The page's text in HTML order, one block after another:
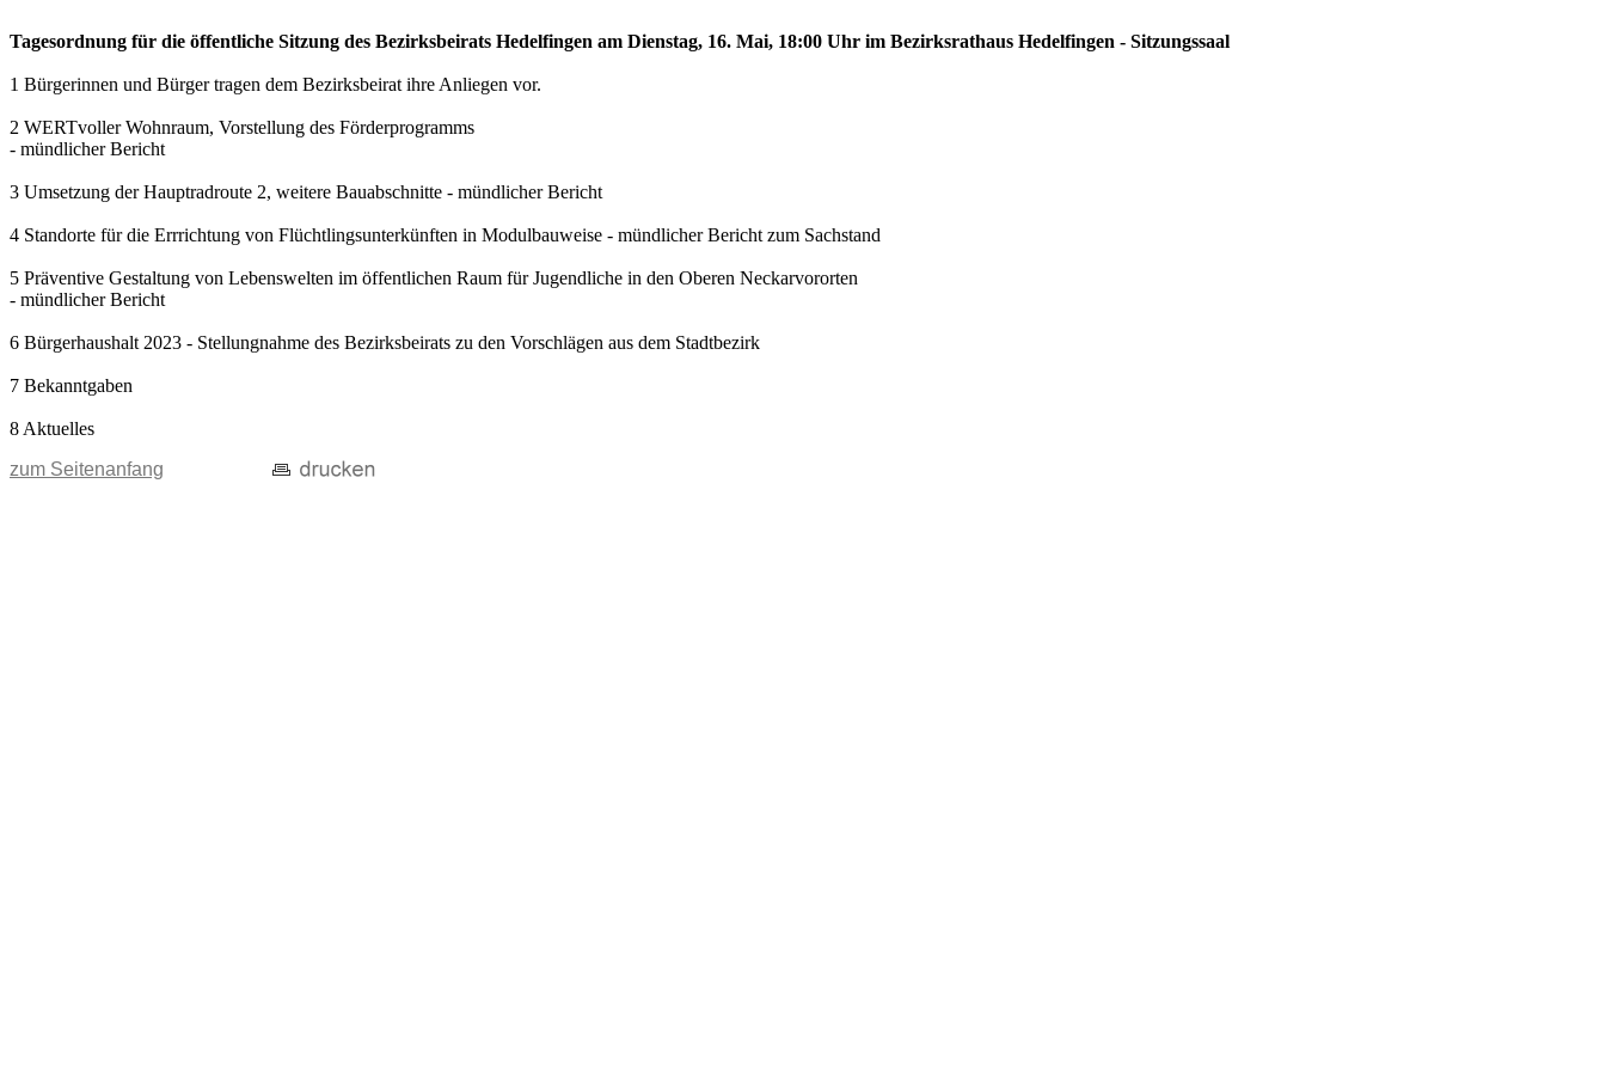
Tagesordnung für die öffentliche Sitzung des Bezirksbeirats Hedelfingen am Dienstag, 16. Mai, 18:00 Uhr im Bezirksrathaus Hedelfingen - Sitzungssaal
1 Bürgerinnen und Bürger tragen dem Bezirksbeirat ihre Anliegen vor.
2 WERTvoller Wohnraum, Vorstellung des Förderprogramms
- mündlicher Bericht
3 Umsetzung der Hauptradroute 2, weitere Bauabschnitte - mündlicher Bericht
4 Standorte für die Errrichtung von Flüchtlingsunterkünften in Modulbauweise - mündlicher Bericht zum Sachstand
5 Präventive Gestaltung von Lebenswelten im öffentlichen Raum für Jugendliche in den Oberen Neckarvororten
- mündlicher Bericht
6 Bürgerhaushalt 2023 - Stellungnahme des Bezirksbeirats zu den Vorschlägen aus dem Stadtbezirk
7 Bekanntgaben
8 Aktuelles
zum Seitenanfang